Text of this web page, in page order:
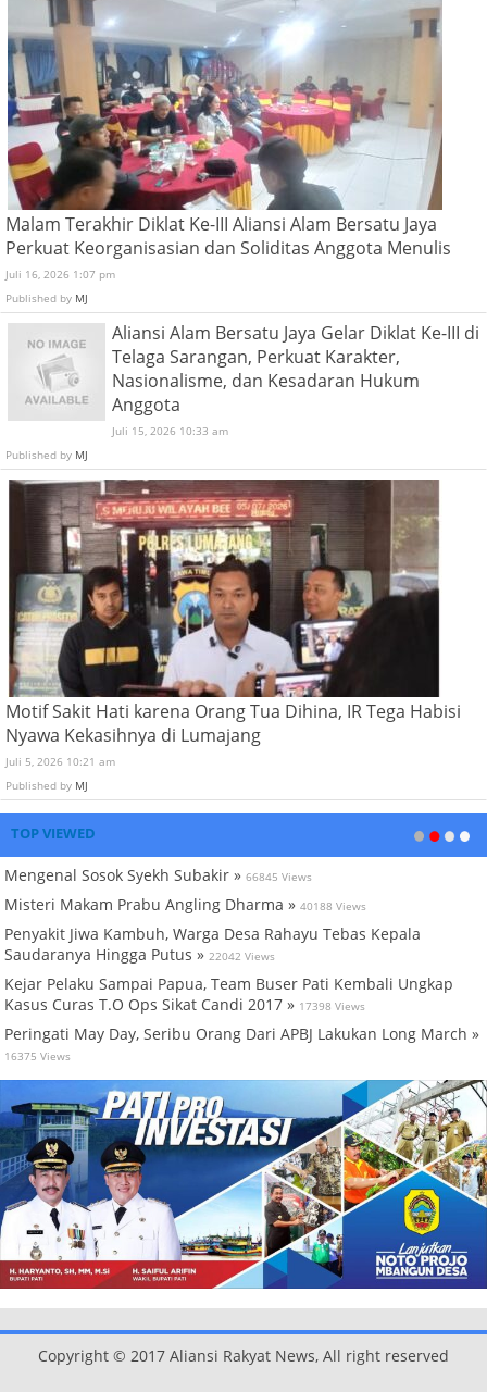
Malam Terakhir Diklat Ke-III Aliansi Alam Bersatu Jaya
Perkuat Keorganisasian dan Soliditas Anggota Menulis
Juli 16, 2026 1:07 pm
Published by MJ
Aliansi Alam Bersatu Jaya Gelar Diklat Ke-III di
Telaga Sarangan, Perkuat Karakter,
Nasionalisme, dan Kesadaran Hukum
Anggota
Juli 15, 2026 10:33 am
Published by MJ
Motif Sakit Hati karena Orang Tua Dihina, IR Tega Habisi
Nyawa Kekasihnya di Lumajang
Juli 5, 2026 10:21 am
Published by MJ
TOP VIEWED
Mengenal Sosok Syekh Subakir » 66845 Views
Misteri Makam Prabu Angling Dharma » 40188 Views
Penyakit Jiwa Kambuh, Warga Desa Rahayu Tebas Kepala
Saudaranya Hingga Putus » 22042 Views
Kejar Pelaku Sampai Papua, Team Buser Pati Kembali Ungkap
Kasus Curas T.O Ops Sikat Candi 2017 » 17398 Views
Peringati May Day, Seribu Orang Dari APBJ Lakukan Long March »
16375 Views
Copyright © 2017 Aliansi Rakyat News, All right reserved